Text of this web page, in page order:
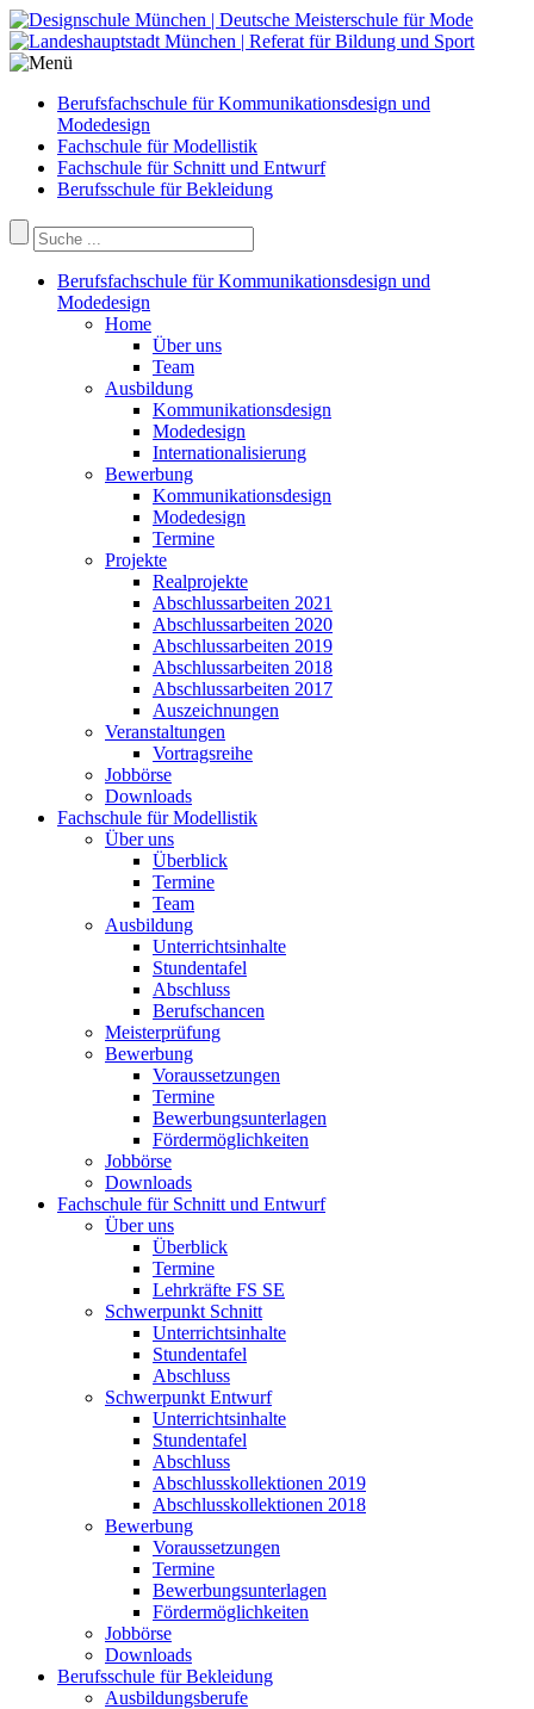
Berufsfachschule für Kommunikationsdesign und
Modedesign
Fachschule für Modellistik
Fachschule für Schnitt und Entwurf
Berufsschule für Bekleidung
Berufsfachschule für Kommunikationsdesign und
Modedesign
Home
Über uns
Team
Ausbildung
Kommunikationsdesign
Modedesign
Internationalisierung
Bewerbung
Kommunikationsdesign
Modedesign
Termine
Projekte
Realprojekte
Abschlussarbeiten 2021
Abschlussarbeiten 2020
Abschlussarbeiten 2019
Abschlussarbeiten 2018
Abschlussarbeiten 2017
Auszeichnungen
Veranstaltungen
Vortragsreihe
Jobbörse
Downloads
Fachschule für Modellistik
Über uns
Überblick
Termine
Team
Ausbildung
Unterrichtsinhalte
Stundentafel
Abschluss
Berufschancen
Meisterprüfung
Bewerbung
Voraussetzungen
Termine
Bewerbungsunterlagen
Fördermöglichkeiten
Jobbörse
Downloads
Fachschule für Schnitt und Entwurf
Über uns
Überblick
Termine
Lehrkräfte FS SE
Schwerpunkt Schnitt
Unterrichtsinhalte
Stundentafel
Abschluss
Schwerpunkt Entwurf
Unterrichtsinhalte
Stundentafel
Abschluss
Abschlusskollektionen 2019
Abschlusskollektionen 2018
Bewerbung
Voraussetzungen
Termine
Bewerbungsunterlagen
Fördermöglichkeiten
Jobbörse
Downloads
Berufsschule für Bekleidung
Ausbildungsberufe